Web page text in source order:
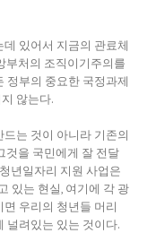
있어서 지금의 관료체
부처의 조직이기주의를
정부의 중요한 국정과제
않는다.
는 것이 아니라 기존의
것을 국민에게 잘 전달
년일자리 지원 사업은
있는 현실, 여기에 각 광
우리의 청년들 머리
널려있는 있는 것이다.